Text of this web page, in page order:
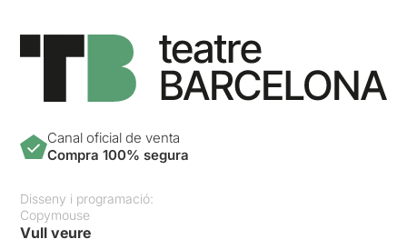
Canal oficial de venta
Compra 100% segura
Disseny i programació:
Copymouse
Vull veure